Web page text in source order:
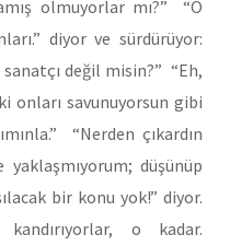
olmuyorlar mı?” “O
diyor ve sürdürüyor:
değil misin?” “Eh,
onları savunuyorsun gibi
“Nerden çıkardın
düşünüp
bir konu yok!” diyor.
o kadar.